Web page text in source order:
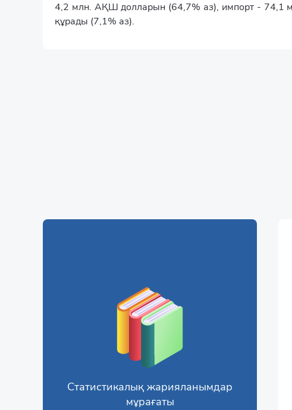
4,2 млн. АҚШ долларын (64,7% аз), импорт - 74,1
құрады (7,1% аз).
Статистикалық жарияланымдар
мұрағаты